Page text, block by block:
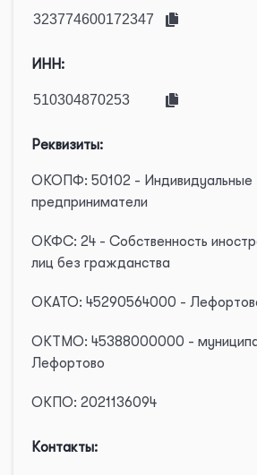
ИНН:
Реквизиты:
ОКОПФ: 50102 - Индивидуальные
предприниматели
ОКФС: 24 - Собственность
лиц без гражданства
ОКАТО: 45290564000 -
ОКТМО: 45388000000 -
Лефортово
ОКПО: 2021136094
Контакты: